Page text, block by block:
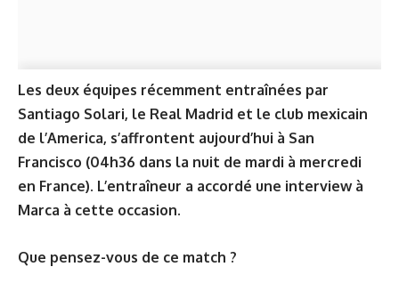
Les deux équipes récemment entraînées par
Santiago Solari, le Real Madrid et le club mexicain
de l’America, s’affrontent aujourd’hui à San
Francisco (04h36 dans la nuit de mardi à mercredi
en France). L’entraîneur a accordé une interview à
Marca à cette occasion.
Que pensez-vous de ce match ?